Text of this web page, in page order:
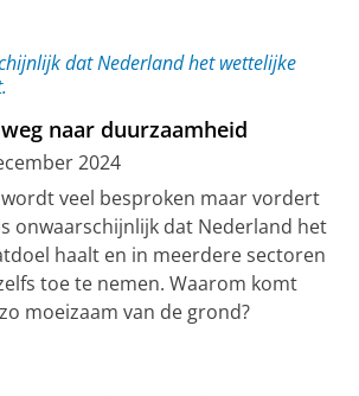
naar duurzaamheid
2024
veel besproken maar vordert
onwaarschijnlijk dat Nederland het
haalt en in meerdere sectoren
toe te nemen. Waarom komt
moeizaam van de grond?